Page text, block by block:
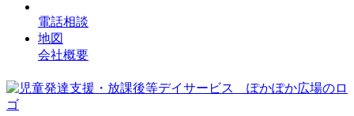
電話相談
地図
会社概要